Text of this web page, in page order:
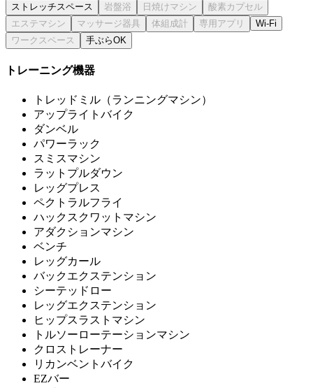
ストレッチスペース
Wi-Fi
手ぶらOK
トレーニング機器
トレッドミル（ランニングマシン）
アップライトバイク
ダンベル
パワーラック
スミスマシン
ラットプルダウン
レッグプレス
ペクトラルフライ
ハックスクワットマシン
アダクションマシン
ベンチ
レッグカール
バックエクステンション
シーテッドロー
レッグエクステンション
ヒップスラストマシン
トルソーローテーションマシン
クロストレーナー
リカンベントバイク
EZバー